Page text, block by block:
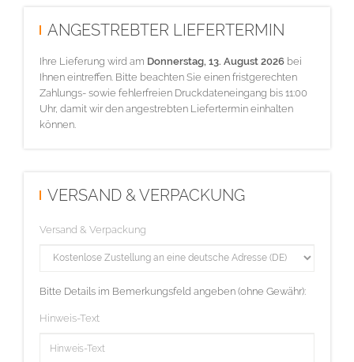
ANGESTREBTER LIEFERTERMIN
Ihre Lieferung wird am Donnerstag, 13. August 2026 bei
Ihnen eintreffen. Bitte beachten Sie einen fristgerechten
Zahlungs- sowie fehlerfreien Druckdateneingang bis 11:00
Uhr, damit wir den angestrebten Liefertermin einhalten
können.
VERSAND & VERPACKUNG
Versand & Verpackung
Bitte Details im Bemerkungsfeld angeben (ohne Gewähr):
Hinweis-Text